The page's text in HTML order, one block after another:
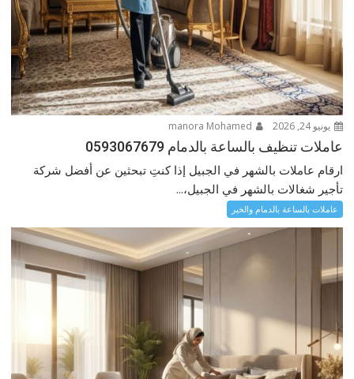
يونيو 24, 2026
عاملات تنظيف بالساعة بالدمام 0593067679
ارقام عاملات بالشهر في الجبيل إذا كنتِ تبحثين عن أفضل شركة
تأجير شغالات بالشهر في الجبيل،...
عاملات بالساعة بالدمام والخبر